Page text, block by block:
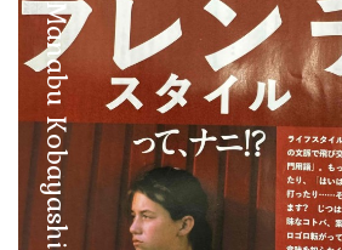
Manabu Kobayashi